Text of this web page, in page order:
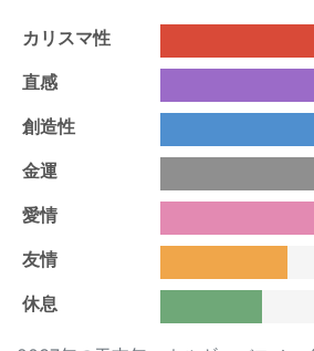
カリスマ性
直感
創造性
金運
愛情
友情
休息